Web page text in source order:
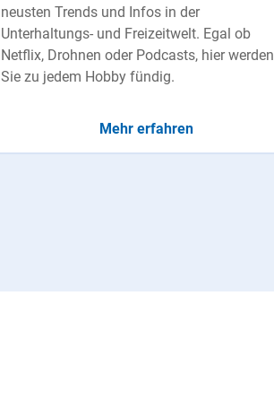
neusten Trends und Infos in der
Unterhaltungs- und Freizeitwelt. Egal ob
Netflix, Drohnen oder Podcasts, hier werden
Sie zu jedem Hobby fündig.
Mehr erfahren